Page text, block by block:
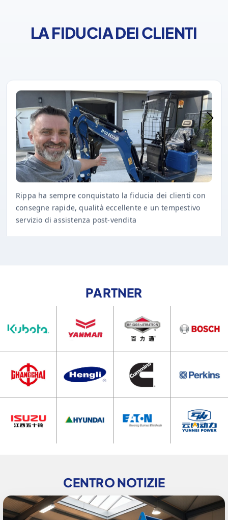
LA FIDUCIA DEI CLIENTI
Rippa ha sempre conquistato la fiducia dei clienti con
consegne rapide, qualità eccellente e un tempestivo
servizio di assistenza post-vendita
PARTNER
CENTRO NOTIZIE